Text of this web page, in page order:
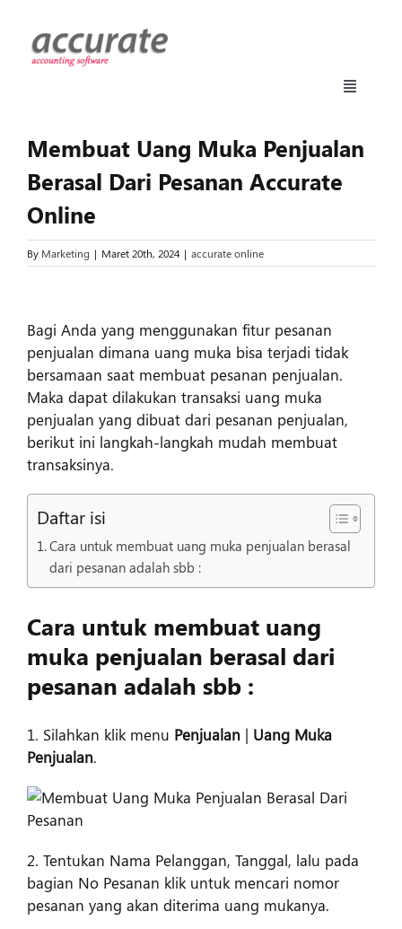
content
Toggle
Fitur
Harga
Daftar
Masuk
Membuat Uang Muka Penjualan
Berasal Dari Pesanan Accurate
Online
By Marketing | Maret 20th, 2024 | accurate online
Larger
Image
Bagi Anda yang menggunakan fitur pesanan
penjualan dimana uang muka bisa terjadi tidak
bersamaan saat membuat pesanan penjualan.
Maka dapat dilakukan transaksi uang muka
penjualan yang dibuat dari pesanan penjualan,
berikut ini langkah-langkah mudah membuat
transaksinya.
Daftar isi
Cara untuk membuat uang muka penjualan berasal
dari pesanan adalah sbb :
Cara untuk membuat uang
muka penjualan berasal dari
pesanan adalah sbb :
1. Silahkan klik menu Penjualan | Uang Muka
Penjualan.
2. Tentukan Nama Pelanggan, Tanggal, lalu pada
bagian No Pesanan klik untuk mencari nomor
pesanan yang akan diterima uang mukanya.